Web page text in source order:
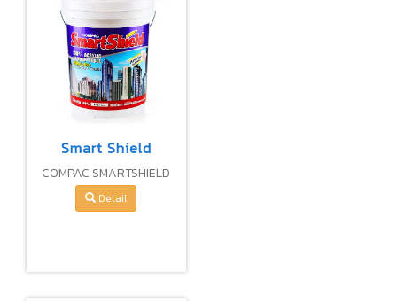
Smart Shield
COMPAC SMARTSHIELD
100% PREMIUM ACRYLIC
SEMI-GlLOSS FOR
Detail